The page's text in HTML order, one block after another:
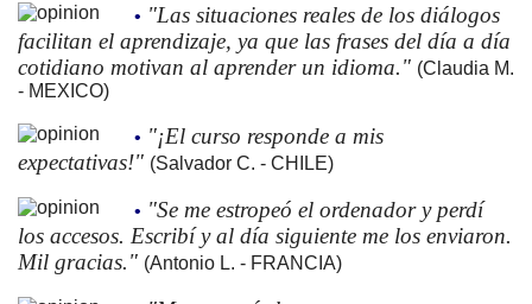
• "Las situaciones reales de los diálogos
facilitan el aprendizaje, ya que las frases del día a día
cotidiano motivan al aprender un idioma." (Claudia M.
- MEXICO)
• "¡El curso responde a mis
expectativas!" (Salvador C. - CHILE)
• "Se me estropeó el ordenador y perdí
los accesos. Escribí y al día siguiente me los enviaron.
Mil gracias." (Antonio L. - FRANCIA)